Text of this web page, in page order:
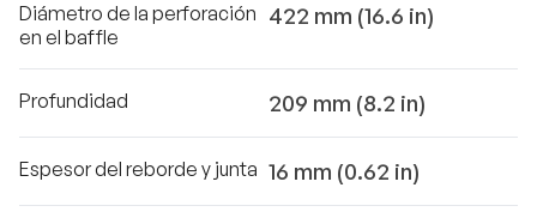
Diámetro de la perforación
en el baffle
422 mm (16.6 in)
Profundidad 209 mm (8.2 in)
Espesor del reborde y junta 16 mm (0.62 in)